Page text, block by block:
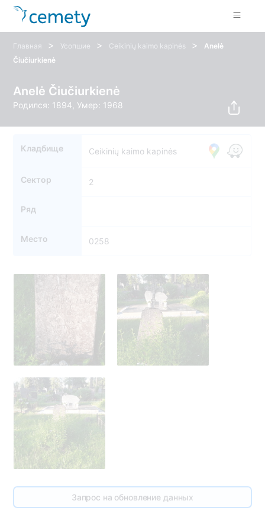
Главная > Усопшие > Ceikinių kaimo kapinės >
Anelė
Čiučiurkienė
Anelė Čiučiurkienė
Родился: 1894, Умер: 1968
Кладбище Ceikinių kaimo kapinės
Сектор 2
Ряд
Место 0258
Запрос на обновление данных